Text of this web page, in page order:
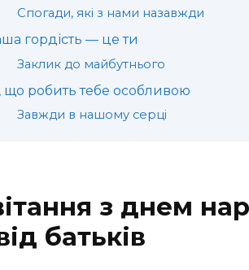
Спогади, які з нами назавжди
гордість — це ти
Заклик до майбутнього
що робить тебе особливою
Завжди в нашому серці
з днем
батьків